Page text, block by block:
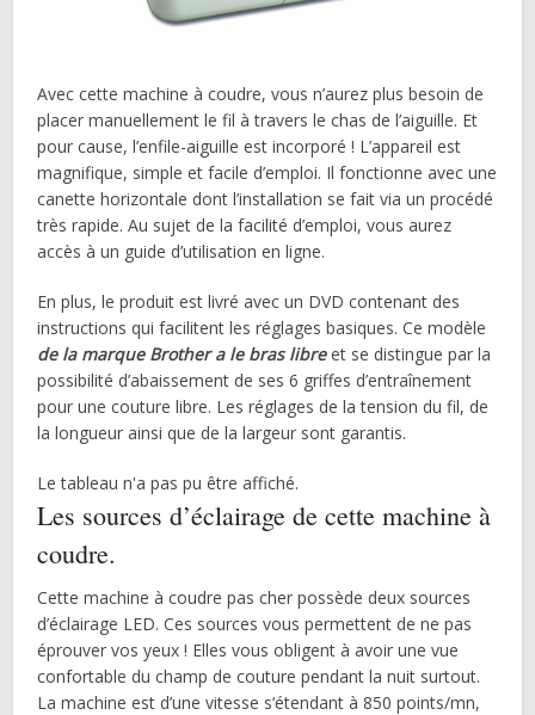
Avec cette machine à coudre, vous n’aurez plus besoin de
placer manuellement le fil à travers le chas de l’aiguille. Et
pour cause, l’enfile-aiguille est incorporé ! L’appareil est
magnifique, simple et facile d’emploi. Il fonctionne avec une
canette horizontale dont l’installation se fait via un procédé
très rapide. Au sujet de la facilité d’emploi, vous aurez
accès à un guide d’utilisation en ligne.
En plus, le produit est livré avec un DVD contenant des
instructions qui facilitent les réglages basiques. Ce modèle
de la marque Brother a le bras libreet se distingue par la
possibilité d’abaissement de ses 6 griffes d’entraînement
pour une couture libre. Les réglages de la tension du fil, de
la longueur ainsi que de la largeur sont garantis.
Le tableau n'a pas pu être affiché.
Les sources d’éclairage de cette machine à
coudre.
Cette machine à coudre pas cher possède deux sources
d’éclairage LED. Ces sources vous permettent de ne pas
éprouver vos yeux ! Elles vous obligent à avoir une vue
confortable du champ de couture pendant la nuit surtout.
La machine est d’une vitesse s’étendant à 850 points/mn,